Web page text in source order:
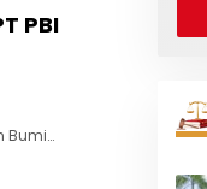
PBI
Bumi…